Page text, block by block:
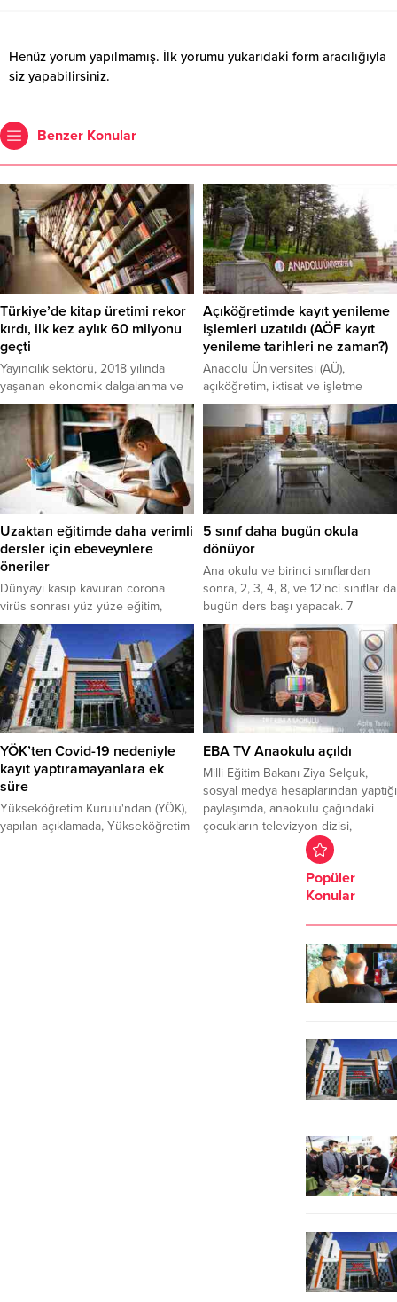
Henüz yorum yapılmamış. İlk yorumu yukarıdaki form aracılığıyla
siz yapabilirsiniz.
Benzer Konular
Türkiye’de kitap üretimi rekor
kırdı, ilk kez aylık 60 milyonu
geçti
Yayıncılık sektörü, 2018 yılında
yaşanan ekonomik dalgalanma ve
kağıt fiyatlarındaki artışın etkilerini
tamamen atlattı.
Açıköğretimde kayıt yenileme
işlemleri uzatıldı (AÖF kayıt
yenileme tarihleri ne zaman?)
Anadolu Üniversitesi (AÜ),
açıköğretim, iktisat ve işletme
fakülteleri kayıt yenileme işlemlerini
Uzaktan eğitimde daha verimli
dersler için ebeveynlere
öneriler
Dünyayı kasıp kavuran corona
virüs sonrası yüz yüze eğitim,
internet ve TV yayınlarıyla yapılan
uzaktan eğitime dönüştü.
5 sınıf daha bugün okula
dönüyor
Ana okulu ve birinci sınıflardan
sonra, 2, 3, 4, 8, ve 12’nci sınıflar da
bugün ders başı yapacak. 7
milyona yakın öğrencinin yeniden
sınıflarına döneceği yüzyüze eğitim
haftanın iki günü olacak.
YÖK’ten Covid-19 nedeniyle
kayıt yaptıramayanlara ek
süre
Yükseköğretim Kurulu'ndan (YÖK),
yapılan açıklamada, Yükseköğretim
EBA TV Anaokulu açıldı
Milli Eğitim Bakanı Ziya Selçuk,
sosyal medya hesaplarından yaptığı
paylaşımda, anaokulu çağındaki
çocukların televizyon dizisi,
magazin programı izlediğini,
haberleri hiç kaçırmadığını çok
gördüklerini ve bu durumun
yanlışlığının altını defalarca
Popüler
Konular